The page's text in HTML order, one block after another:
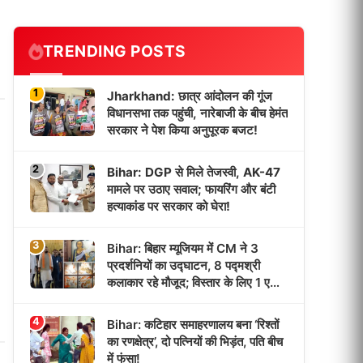
TRENDING POSTS
1
Jharkhand: छात्र आंदोलन की गूंज
विधानसभा तक पहुंची, नारेबाजी के बीच हेमंत
सरकार ने पेश किया अनुपूरक बजट!
2
Bihar: DGP से मिले तेजस्वी, AK-47
मामले पर उठाए सवाल; फायरिंग और बंटी
हत्याकांड पर सरकार को घेरा!
3
Bihar: बिहार म्यूजियम में CM ने 3
प्रदर्शनियों का उद्घाटन, 8 पद्मश्री
कलाकार रहे मौजूद; विस्तार के लिए 1 एकड़
4
Bihar: कटिहार समाहरणालय बना ‘रिश्तों
का रणक्षेत्र’, दो पत्नियों की भिड़ंत, पति बीच
में फंसा!